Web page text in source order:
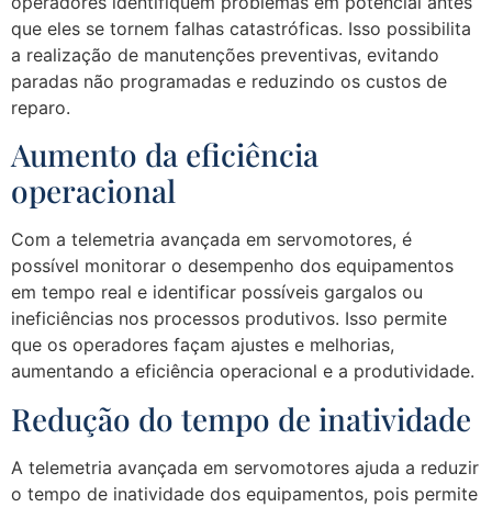
que eles se tornem falhas catastróficas. Isso possibilita
a realização de manutenções preventivas, evitando
paradas não programadas e reduzindo os custos de
reparo.
Aumento da eficiência
operacional
Com a telemetria avançada em servomotores, é
possível monitorar o desempenho dos equipamentos
em tempo real e identificar possíveis gargalos ou
ineficiências nos processos produtivos. Isso permite
que os operadores façam ajustes e melhorias,
aumentando a eficiência operacional e a produtividade.
Redução do tempo de inatividade
A telemetria avançada em servomotores ajuda a reduzir
o tempo de inatividade dos equipamentos, pois permite